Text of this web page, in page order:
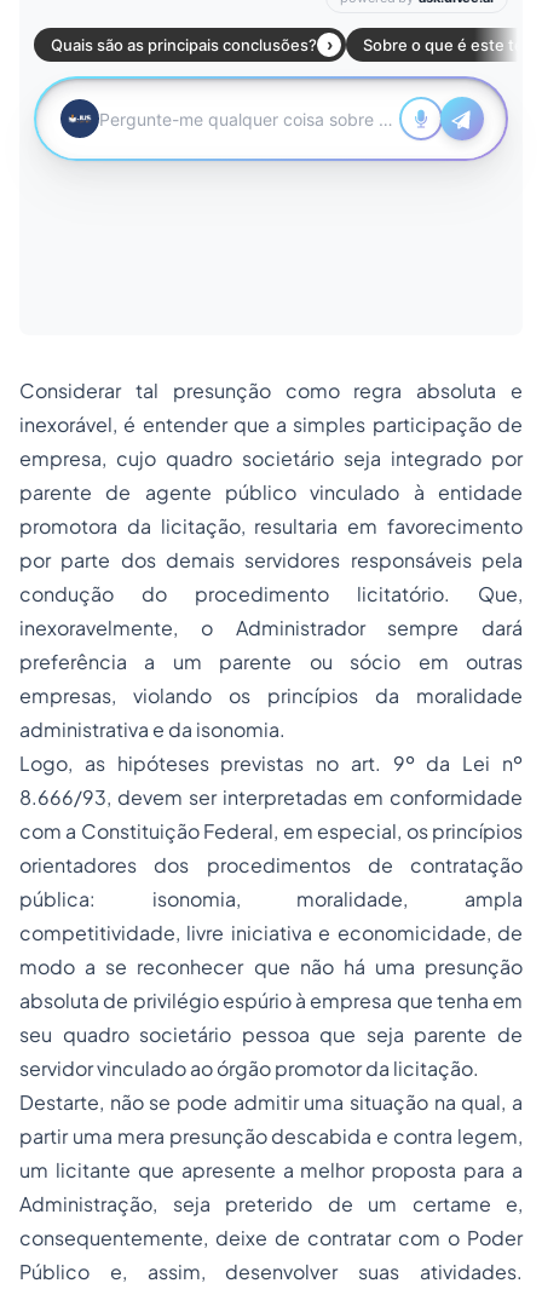
Considerar tal presunção como regra absoluta e
inexorável, é entender que a simples participação de
empresa, cujo quadro societário seja integrado por
parente de agente público vinculado à entidade
promotora da licitação, resultaria em favorecimento
por parte dos demais servidores responsáveis pela
condução do procedimento licitatório. Que,
inexoravelmente, o Administrador sempre dará
preferência a um parente ou sócio em outras
empresas, violando os princípios da moralidade
administrativa e da isonomia.
Logo, as hipóteses previstas no art. 9º da Lei nº
8.666/93, devem ser interpretadas em conformidade
com a Constituição Federal, em especial, os princípios
orientadores dos procedimentos de contratação
pública: isonomia, moralidade, ampla
competitividade, livre iniciativa e economicidade, de
modo a se reconhecer que não há uma presunção
absoluta de privilégio espúrio à empresa que tenha em
seu quadro societário pessoa que seja parente de
servidor vinculado ao órgão promotor da licitação.
Destarte, não se pode admitir uma situação na qual, a
partir uma mera presunção descabida e contra legem,
um licitante que apresente a melhor proposta para a
Administração, seja preterido de um certame e,
consequentemente, deixe de contratar com o Poder
Público e, assim, desenvolver suas atividades.